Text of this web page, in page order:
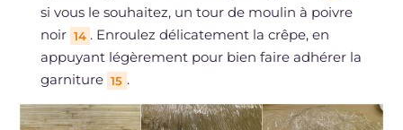
si vous le souhaitez, un tour de moulin à poivre
noir 14 . Enroulez délicatement la crêpe, en
appuyant légèrement pour bien faire adhérer la
garniture 15 .